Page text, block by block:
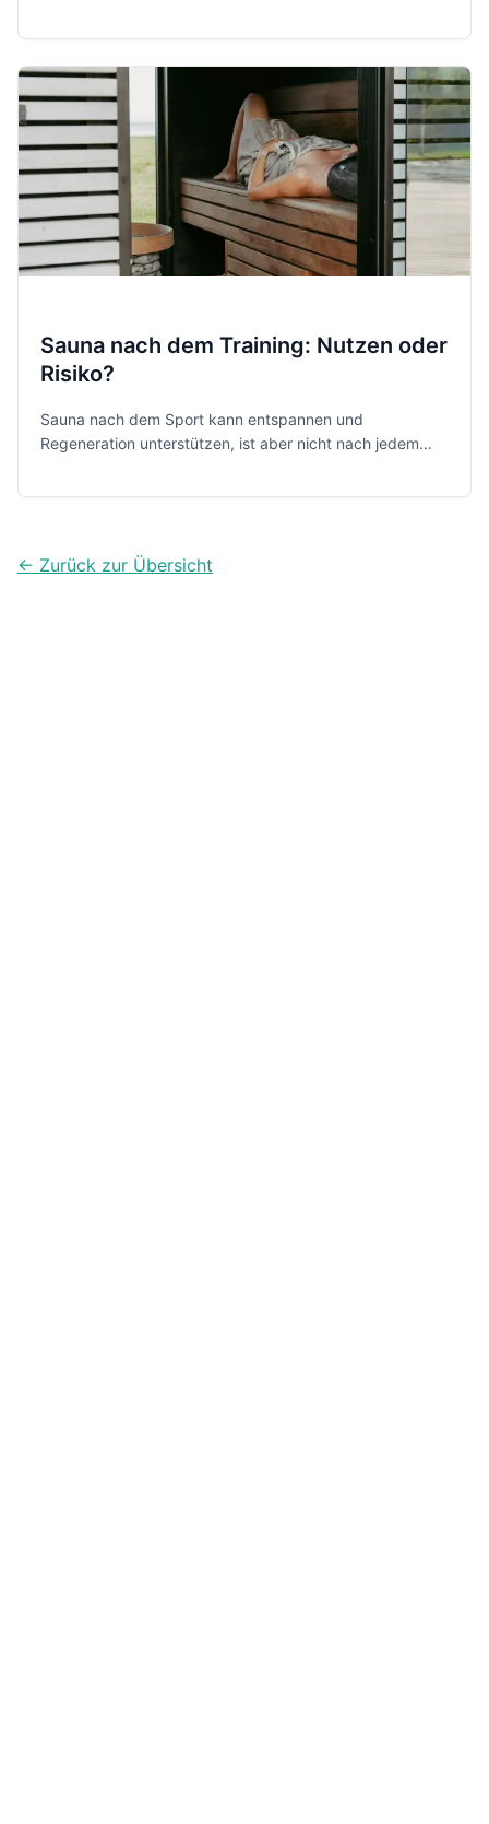
Sauna nach dem Training: Nutzen oder
Risiko?
Sauna nach dem Sport kann entspannen und
Regeneration unterstützen, ist aber nicht nach jedem
← Zurück zur Übersicht